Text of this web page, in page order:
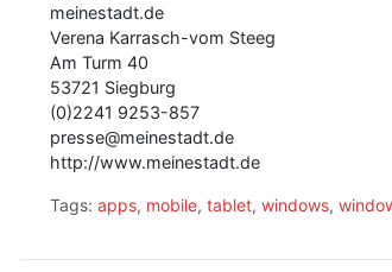
meinestadt.de
Verena Karrasch-vom Steeg
Am Turm 40
53721 Siegburg
(0)2241 9253-857
presse@meinestadt.de
http://www.meinestadt.de
Tags: apps, mobile, tablet, windows,